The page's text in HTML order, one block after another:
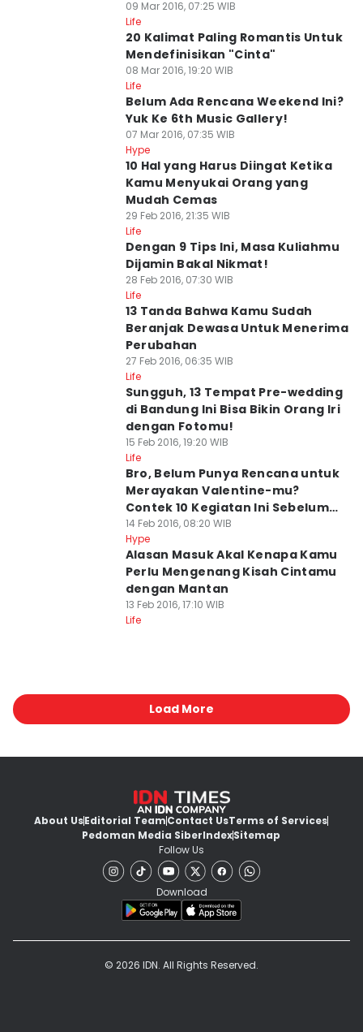
09 Mar 2016, 07:25 WIB
Life
20 Kalimat Paling Romantis Untuk
Mendefinisikan "Cinta"
08 Mar 2016, 19:20 WIB
Life
Belum Ada Rencana Weekend Ini?
Yuk Ke 6th Music Gallery!
07 Mar 2016, 07:35 WIB
Hype
10 Hal yang Harus Diingat Ketika
Kamu Menyukai Orang yang
Mudah Cemas
29 Feb 2016, 21:35 WIB
Life
Dengan 9 Tips Ini, Masa Kuliahmu
Dijamin Bakal Nikmat!
28 Feb 2016, 07:30 WIB
Life
13 Tanda Bahwa Kamu Sudah
Beranjak Dewasa Untuk Menerima
Perubahan
27 Feb 2016, 06:35 WIB
Life
Sungguh, 13 Tempat Pre-wedding
di Bandung Ini Bisa Bikin Orang Iri
dengan Fotomu!
15 Feb 2016, 19:20 WIB
Life
Bro, Belum Punya Rencana untuk
Merayakan Valentine-mu?
Contek 10 Kegiatan Ini Sebelum
Pacarmu Marah
14 Feb 2016, 08:20 WIB
Hype
Alasan Masuk Akal Kenapa Kamu
Perlu Mengenang Kisah Cintamu
dengan Mantan
13 Feb 2016, 17:10 WIB
Life
Load More
About UsEditorial TeamContact UsTerms of Services
Pedoman Media SiberIndexSitemap
Follow Us
Download
© 2026 IDN. All Rights Reserved.